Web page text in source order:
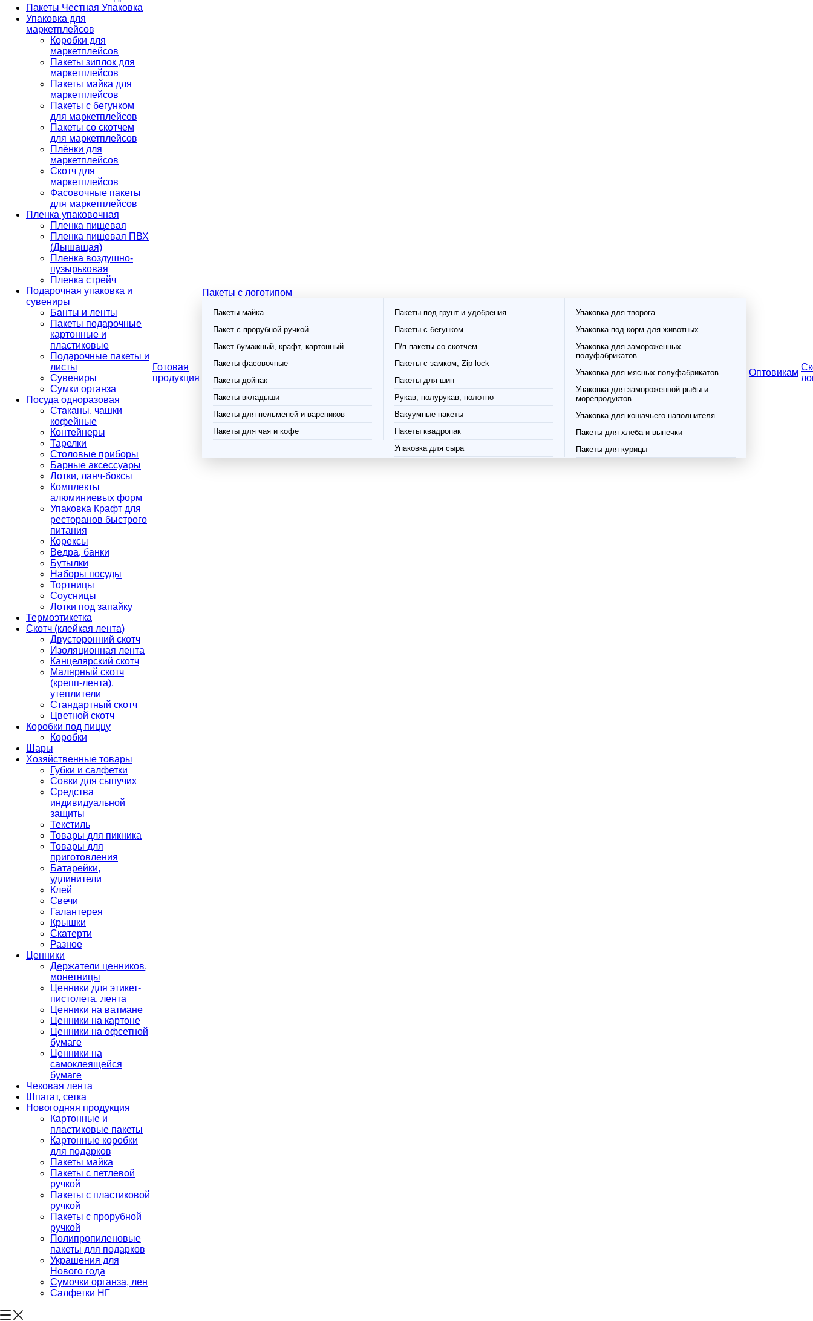
Пакеты Честная Упаковка
Упаковка для
маркетплейсов
Коробки для
маркетплейсов
Пакеты зиплок для
маркетплейсов
Пакеты майка для
маркетплейсов
Пакеты с бегунком
для маркетплейсов
Пакеты со скотчем
для маркетплейсов
Плёнки для
маркетплейсов
Скотч для
маркетплейсов
Фасовочные пакеты
для маркетплейсов
Пленка упаковочная
Пленка пищевая
Пленка пищевая ПВХ
(Дышащая)
Пленка воздушно-
пузырьковая
Пленка стрейч
Подарочная упаковка и
сувениры
Банты и ленты
Пакеты подарочные
картонные и
пластиковые
Подарочные пакеты и
листы
Сувениры
Сумки органза
Посуда одноразовая
Стаканы, чашки
кофейные
Контейнеры
Тарелки
Столовые приборы
Барные аксессуары
Лотки, ланч-боксы
Комплекты
алюминиевых форм
Упаковка Крафт для
ресторанов быстрого
питания
Корексы
Ведра, банки
Бутылки
Наборы посуды
Тортницы
Соусницы
Лотки под запайку
Термоэтикетка
Скотч (клейкая лента)
Двусторонний скотч
Изоляционная лента
Канцелярский скотч
Малярный скотч
(крепп-лента),
утеплители
Стандартный скотч
Цветной скотч
Коробки под пиццу
Коробки
Шары
Хозяйственные товары
Губки и салфетки
Совки для сыпучих
Средства
индивидуальной
защиты
Текстиль
Товары для пикника
Товары для
приготовления
Батарейки,
удлинители
Клей
Свечи
Галантерея
Крышки
Скатерти
Разное
Ценники
Держатели ценников,
монетницы
Ценники для этикет-
пистолета, лента
Ценники на ватмане
Ценники на картоне
Ценники на офсетной
бумаге
Ценники на
самоклеящейся
бумаге
Чековая лента
Шпагат, сетка
Новогодняя продукция
Картонные и
пластиковые пакеты
Картонные коробки
для подарков
Пакеты майка
Пакеты с петлевой
ручкой
Пакеты с пластиковой
ручкой
Пакеты с прорубной
ручкой
Полипропиленовые
пакеты для подарков
Украшения для
Нового года
Сумочки органза, лен
Салфетки НГ
Готовая
продукция
Пакеты с логотипом
Пакеты майка
Пакет с прорубной ручкой
Пакет бумажный, крафт, картонный
Пакеты фасовочные
Пакеты дойпак
Пакеты вкладыши
Пакеты для пельменей и вареников
Пакеты для чая и кофе
Пакеты под грунт и удобрения
Пакеты с бегунком
П/п пакеты со скотчем
Пакеты с замком, Zip-lock
Пакеты для шин
Рукав, полурукав, полотно
Вакуумные пакеты
Пакеты квадропак
Упаковка для сыра
Упаковка для творога
Упаковка под корм для животных
Упаковка для замороженных
полуфабрикатов
Упаковка для мясных полуфабрикатов
Упаковка для замороженной рыбы и
морепродуктов
Упаковка для кошачьего наполнителя
Пакеты для хлеба и выпечки
Пакеты для курицы
Оптовикам